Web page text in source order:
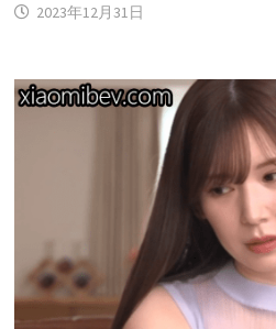
2023年12月31日